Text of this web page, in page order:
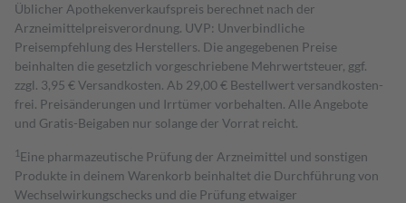
Üblicher Apothekenverkaufspreis berechnet nach der
Arzneimittelpreisverordnung. UVP: Unverbindliche
Preisempfehlung des Herstellers. Die angegebenen Preise
beinhalten die gesetzlich vorgeschriebene Mehrwertsteuer, ggf.
zzgl. 3,95 € Versandkosten. Ab 29,00 € Bestell­wert versand­kosten­
frei. Preisänderungen und Irrtümer vorbehalten. Alle Angebote
und Gratis-Beigaben nur solange der Vorrat reicht.
1 Eine pharmazeutische Prüfung der Arzneimittel und sonstigen
Produkte in deinem Warenkorb beinhaltet die Durchführung von
Wechselwirkungschecks und die Prüfung etwaiger